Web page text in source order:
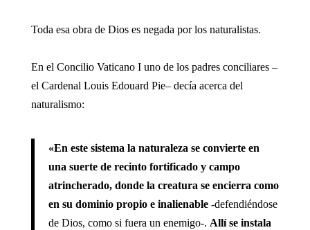
Toda esa obra de Dios es negada por los naturalistas.
En el Concilio Vaticano I uno de los padres conciliares –
el Cardenal Louis Edouard Pie– decía acerca del
naturalismo:
«En este sistema la naturaleza se convierte en
una suerte de recinto fortificado y campo
atrincherado, donde la creatura se encierra como
en su dominio propio e inalienable-defendiéndose
de Dios, como si fuera un enemigo-. Allí se instala